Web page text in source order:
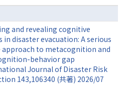
and revealing cognitive
in disaster evacuation: A serious
approach to metacognition and
behavior gap
Journal of Disaster Risk
143,106340 (共著) 2026/07